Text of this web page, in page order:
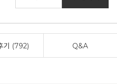
기 (792) Q&A